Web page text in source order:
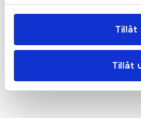
Tillåt
Tillåt
Flexfit Flat Visor